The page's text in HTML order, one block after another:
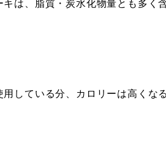
は、脂質・炭水化物量とも多く
用している分、カロリーは高くな